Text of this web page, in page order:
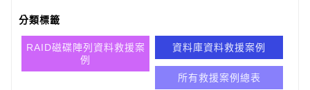
分類標籤
RAID磁碟陣列資料救援案
例
資料庫資料救援案例
所有救援案例總表